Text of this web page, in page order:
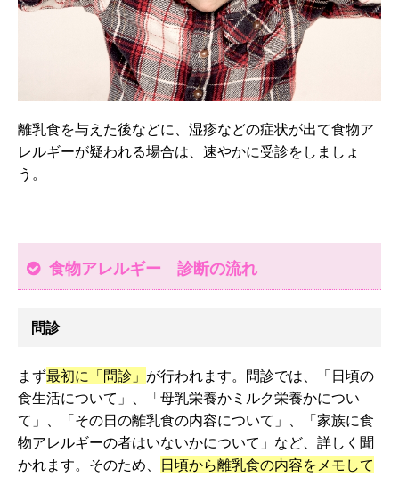
離乳食を与えた後などに、湿疹などの症状が出て食物ア
レルギーが疑われる場合は、速やかに受診をしましょ
う。
食物アレルギー 診断の流れ
問診
まず最初に「問診」 が行われます。問診では、「日頃の
食生活について」、「母乳栄養かミルク栄養かについ
て」、「その日の離乳食の内容について」、「家族に食
物アレルギーの者はいないかについて」など、詳しく聞
かれます。そのため、 日頃から離乳食の内容をメモして